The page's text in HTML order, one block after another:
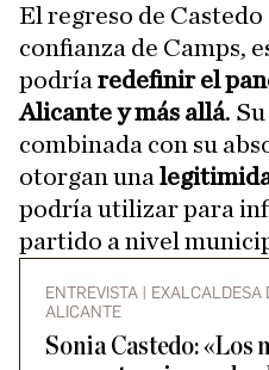
El regreso de
confianza de Camps,
podría redefinir el
Alicante y más allá.
combinada con su
otorgan una
podría utilizar para
partido a nivel
ENTREVISTA | EXALCALDESA
ALICANTE
Sonia Castedo: «Los